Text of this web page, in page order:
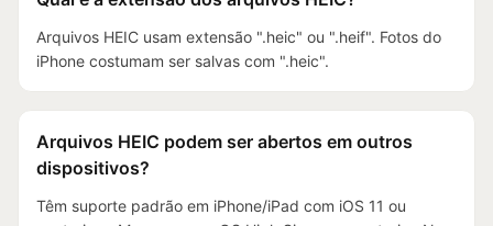
Arquivos HEIC usam extensão ".heic" ou ".heif". Fotos do
iPhone costumam ser salvas com ".heic".
Arquivos HEIC podem ser abertos em outros
dispositivos?
Têm suporte padrão em iPhone/iPad com iOS 11 ou